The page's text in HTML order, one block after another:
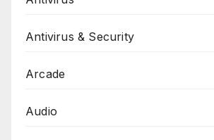
Antivirus & Security
Arcade
Audio